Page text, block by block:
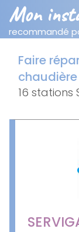
Mon
recommandé
Faire
16 stations